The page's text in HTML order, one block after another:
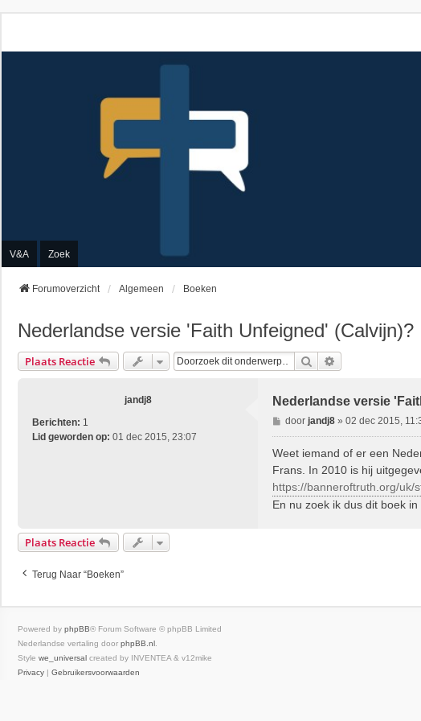
V&A Zoek
Forumoverzicht Algemeen Boeken
Nederlandse versie 'Faith Unfeigned' (Calvijn)?
Plaats Reactie Zoek
jandj8
Berichten: 1
Lid geworden op: 01 dec 2015, 23:07
Nederlandse versie
B
e
r
c
h
t
door jandj8» 02 dec 2015,
Weet iemand of er een
Frans. In 2010 is hij
https://banneroftruth.org/uk/
En nu zoek ik dus dit boek
Plaats Reactie
Terug Naar “Boeken”
Powered by phpBB® Forum Software © phpBB Limited
Nederlandse vertaling door phpBB.nl
Style we_universal created by INVENTEA & v12mike
Privacy | Gebruikersvoorwaarden